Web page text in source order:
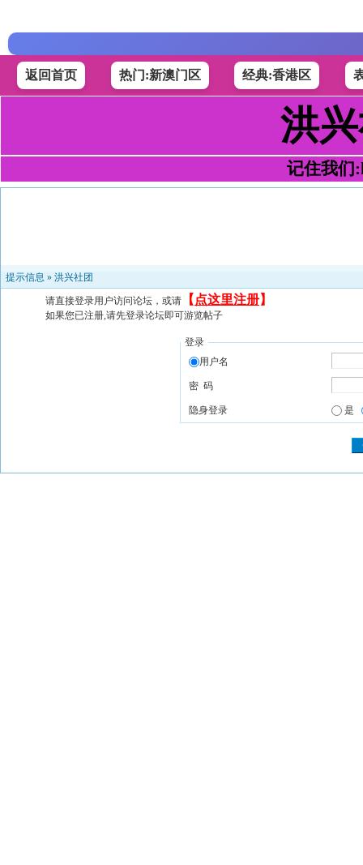
返回首页 热门:新澳门区 经典:香港区
洪
记住我们
提示信息 » 洪兴社团
请直接登录用户访问论坛，或请 【 点这里注册】
如果您已注册,请先登录论坛即可游览帖子
登录
用户名
密 码
隐身登录 是